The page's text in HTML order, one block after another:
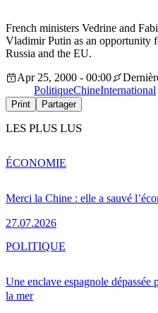
French ministers Vedrine and
Vladimir Putin as an opportunity
Russia and the EU.
Apr 25, 2000 - 00:00
PolitiqueChineInternational
Print Partager
LES PLUS LUS
Merci la Chine : elle a sauvé
27.07.2026
ÉCONOMIE
Une enclave espagnole
la mer
POLITIQUE